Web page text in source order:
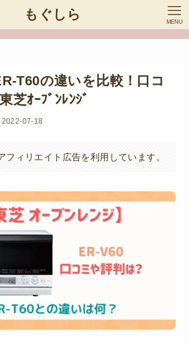
もぐしら MENU
T60の違いを比較！口コ
芝ｵｰﾌﾞﾝﾚﾝｼﾞ
2022-07-18
フィリエイト広告を利用しています。